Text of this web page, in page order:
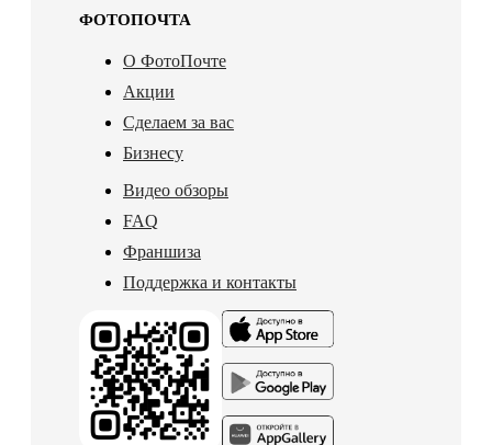
ФОТОПОЧТА
О ФотоПочте
Акции
Сделаем за вас
Бизнесу
Видео обзоры
FAQ
Франшиза
Поддержка и контакты